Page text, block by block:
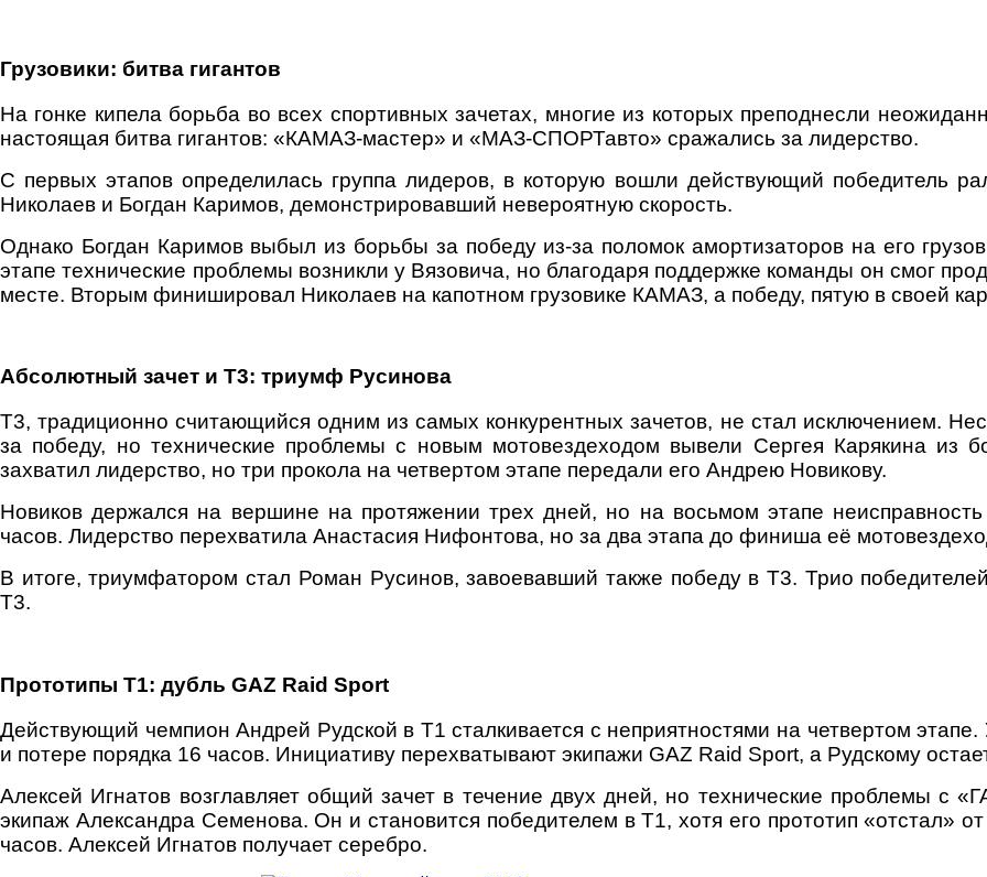
Грузовики: битва гигантов
На гонке кипела борьба во всех спортивных зачетах, многие из которых преподнесли
настоящая битва гигантов: «КАМАЗ-мастер» и «МАЗ-СПОРТавто» сражались за лидерство.
С первых этапов определилась группа лидеров, в которую вошли действующий победитель
Николаев и Богдан Каримов, демонстрировавший невероятную скорость.
Однако Богдан Каримов выбыл из борьбы за победу из-за поломок амортизаторов на его
этапе технические проблемы возникли у Вязовича, но благодаря поддержке команды он смог
месте. Вторым финишировал Николаев на капотном грузовике КАМАЗ, а победу, пятую в своей
Абсолютный зачет и Т3: триумф Русинова
Т3, традиционно считающийся одним из самых конкурентных зачетов, не стал исключением.
за победу, но технические проблемы с новым мотовездеходом вывели Сергея Карякина из
захватил лидерство, но три прокола на четвертом этапе передали его Андрею Новикову.
Новиков держался на вершине на протяжении трех дней, но на восьмом этапе неисправность
часов. Лидерство перехватила Анастасия Нифонтова, но за два этапа до финиша её
В итоге, триумфатором стал Роман Русинов, завоевавший также победу в Т3. Трио
Т3.
Прототипы Т1: дубль GAZ Raid Sport
Действующий чемпион Андрей Рудской в Т1 сталкивается с неприятностями на четвертом
и потере порядка 16 часов. Инициативу перехватывают экипажи GAZ Raid Sport, а Рудскому
Алексей Игнатов возглавляет общий зачет в течение двух дней, но технические проблемы с«
экипаж Александра Семенова. Он и становится победителем в Т1, хотя его прототип«отстал»
часов. Алексей Игнатов получает серебро.